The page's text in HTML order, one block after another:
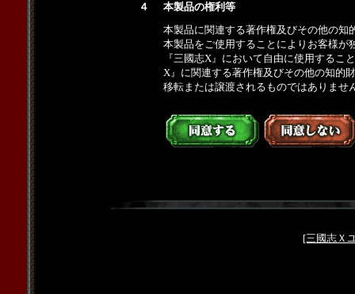
４
本製品の権利等
本製品に関連する著作権及びその他の知
本製品をご使用することによりお客様が
『三國志X』において自由に使用する
X』に関連する著作権及びその他の知的
移転または譲渡されるものではありませ
[三國志Ｘ